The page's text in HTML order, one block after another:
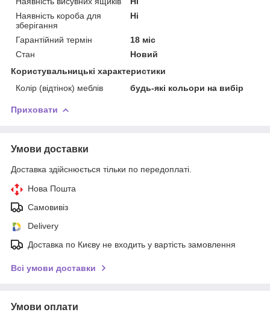
Наявність короба для
зберігання
Ні
Гарантійний термін
18 міс
Стан
Новий
Користувальницькі характеристики
Колір (відтінок) меблів
будь-які кольори на вибір
Приховати
Умови доставки
Доставка здійснюється тільки по передоплаті.
Нова Пошта
Самовивіз
Delivery
Доставка по Києву не входить у вартість замовлення
Всі умови доставки
Умови оплати